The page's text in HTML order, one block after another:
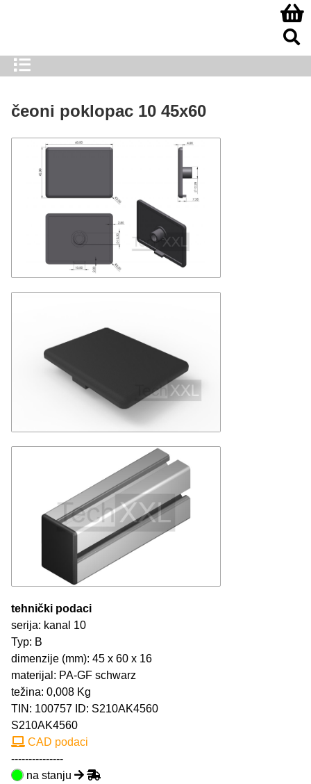
čeoni poklopac 10 45x60
tehnički podaci
serija: kanal 10
Typ: B
dimenzije (mm): 45 x 60 x 16
materijal: PA-GF schwarz
težina: 0,008 Kg
TIN: 100757 ID: S210AK4560
S210AK4560
CAD podaci
---------------
na stanju